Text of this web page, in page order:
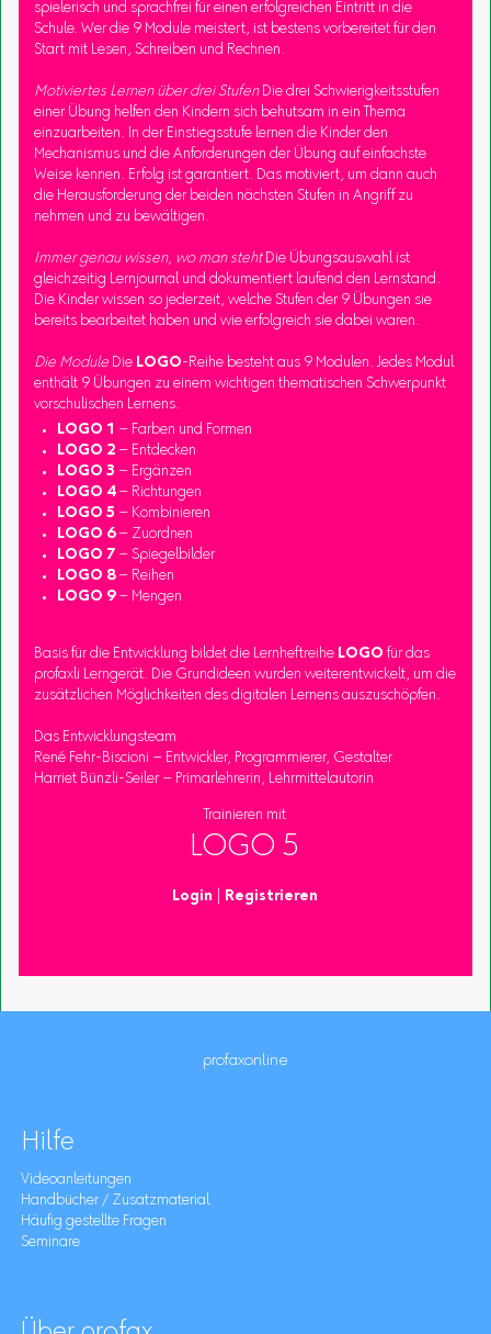
spielerisch und sprachfrei für einen erfolgreichen Eintritt in die
Schule. Wer die 9 Module meistert, ist bestens vorbereitet für den
Start mit Lesen, Schreiben und Rechnen.
Motiviertes Lernen über drei StufenDie drei Schwierigkeitsstufen
einer Übung helfen den Kindern sich behutsam in ein Thema
einzuarbeiten. In der Einstiegsstufe lernen die Kinder den
Mechanismus und die Anforderungen der Übung auf einfachste
Weise kennen. Erfolg ist garantiert. Das motiviert, um dann auch
die Herausforderung der beiden nächsten Stufen in Angriff zu
nehmen und zu bewältigen.
Immer genau wissen, wo man stehtDie Übungsauswahl ist
gleichzeitig Lernjournal und dokumentiert laufend den Lernstand.
Die Kinder wissen so jederzeit, welche Stufen der 9 Übungen sie
bereits bearbeitet haben und wie erfolgreich sie dabei waren.
Die Module Die LOGO-Reihe besteht aus 9 Modulen. Jedes Modul
enthält 9 Übungen zu einem wichtigen thematischen Schwerpunkt
vorschulischen Lernens.
LOGO 1 – Farben und Formen
LOGO 2 – Entdecken
LOGO 3 – Ergänzen
LOGO 4– Richtungen
LOGO 5 – Kombinieren
LOGO 6– Zuordnen
LOGO 7 – Spiegelbilder
LOGO 8– Reihen
LOGO 9– Mengen
Basis für die Entwicklung bildet die Lernheftreihe LOGO für das
profaxli Lerngerät. Die Grundideen wurden weiterentwickelt, um die
zusätzlichen Möglichkeiten des digitalen Lernens auszuschöpfen.
Das Entwicklungsteam
René Fehr-Biscioni – Entwickler, Programmierer, Gestalter
Harriet Bünzli-Seiler – Primarlehrerin, Lehrmittelautorin
Trainieren mit
LOGO 5
Login Registrieren
profaxonline
Hilfe
Videoanleitungen
Handbücher / Zusatzmaterial
Häufig gestellte Fragen
Seminare